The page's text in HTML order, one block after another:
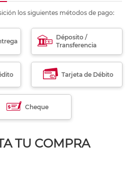
los siguientes métodos de pago:
Déposito /
Transferencia
Tarjeta de Débito
Cheque
TU COMPRA